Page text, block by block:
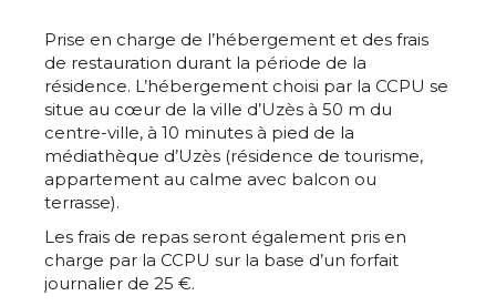
Prise en charge de l’hébergement et des frais
de restauration durant la période de la
résidence. L’hébergement choisi par la CCPU se
situe au cœur de la ville d’Uzès à 50 m du
centre-ville, à 10 minutes à pied de la
médiathèque d’Uzès (résidence de tourisme,
appartement au calme avec balcon ou
terrasse).
Les frais de repas seront également pris en
charge par la CCPU sur la base d’un forfait
journalier de 25 €.